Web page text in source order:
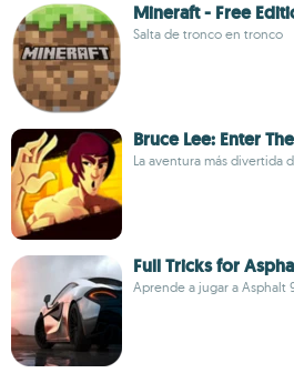
Mineraft - Free
Salta de tronco en tronco
Bruce Lee: Enter
La aventura más divertida
Full Tricks for
Aprende a jugar a Asphalt